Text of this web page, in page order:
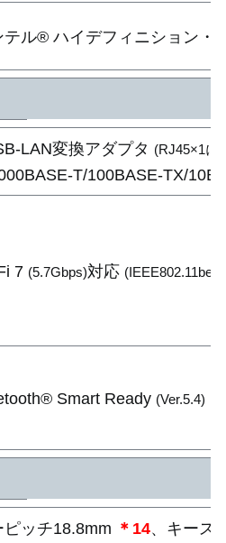
テル® ハイデフィニション
LAN変換アダプタ (RJ45×1に
T/100BASE-TX/
7 (5.7Gbps)対応 (IEEE802.11be/
Smart Ready (Ver.5.4)
ピッチ18.8mm ＊14、キース